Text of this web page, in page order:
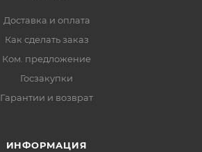
Доставка и оплата
Как сделать заказ
Ком. предложение
Госзакупки
Гарантии и возврат
ИНФОРМАЦИЯ